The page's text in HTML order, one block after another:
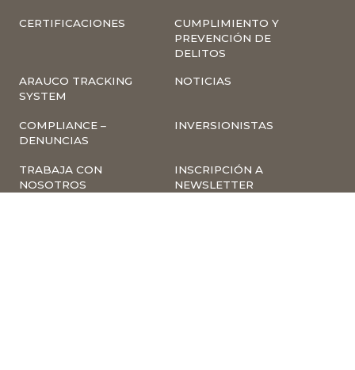
CERTIFICACIONES
CUMPLIMIENTO Y
PREVENCIÓN DE
DELITOS
ARAUCO TRACKING
SYSTEM
NOTICIAS
COMPLIANCE –
DENUNCIAS
INVERSIONISTAS
TRABAJA CON
NOSOTROS
INSCRIPCIÓN A
NEWSLETTER